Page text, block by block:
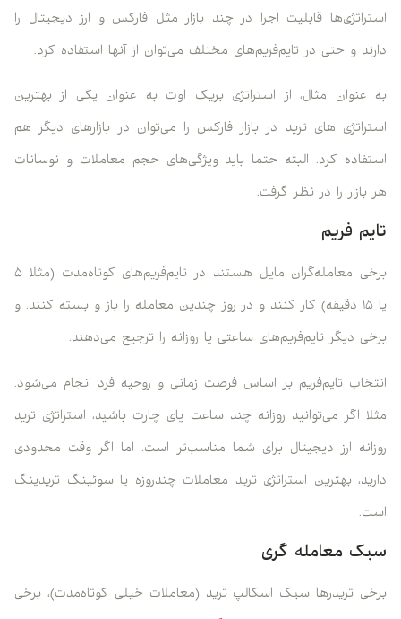
استراتژی‌ها قابلیت اجرا در چند بازار مثل فارکس و ارز دیجیتال را
دارند و حتی در تایم‌فریم‌های مختلف می‌توان از آنها استفاده کرد.
به عنوان مثال، از استراتژی بریک اوت به عنوان یکی از بهترین
استراتژی های ترید در بازار فارکس را می‌توان در بازارهای دیگر هم
استفاده کرد. البته حتما باید ویژگی‌های حجم معاملات و نوسانات
هر بازار را در نظر گرفت.
تایم ‌فریم
برخی معامله‌گران مایل هستند در تایم‌فریم‌های کوتاه‌مدت (مثلا ۵
یا ۱۵ دقیقه) کار کنند و در روز چندین معامله را باز و بسته کنند. و
برخی دیگر تایم‌فریم‌های ساعتی یا روزانه را ترجیح می‌دهند.
انتخاب تایم‌فریم بر اساس فرصت زمانی و روحیه فرد انجام می‌شود.
مثلا اگر می‌توانید روزانه چند ساعت پای چارت باشید، استراتژی ترید
روزانه ارز دیجیتال برای شما مناسب‌تر است. اما اگر وقت محدودی
دارید، بهترین استراتژی ترید معاملات چندروزه یا سوئینگ تریدینگ
است.
سبک معامله ‌گری
برخی تریدرها سبک اسکالپ ترید (معاملات خیلی کوتاه‌مدت)، برخی